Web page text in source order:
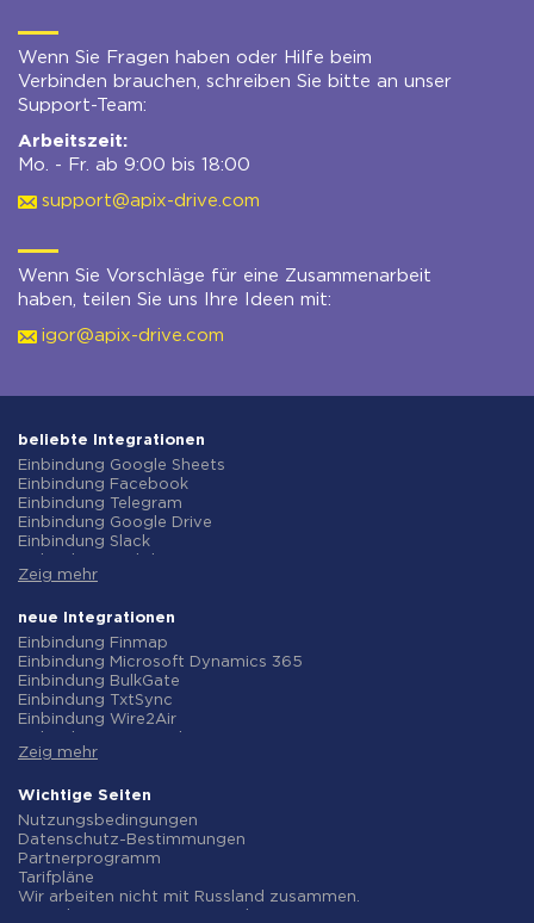
Wenn Sie Fragen haben oder Hilfe beim
Verbinden brauchen, schreiben Sie bitte an unser
Support-Team:
Arbeitszeit:
Mo. - Fr. ab 9:00 bis 18:00
support@apix-drive.com
Wenn Sie Vorschläge für eine Zusammenarbeit
haben, teilen Sie uns Ihre Ideen mit:
igor@apix-drive.com
beliebte Integrationen
Einbindung Google Sheets
Einbindung Facebook
Einbindung Telegram
Einbindung Google Drive
Einbindung Slack
Einbindung Gmail
Einbindung ClickUp
Einbindung Airtable
Einbindung Google Contacts
Einbindung OpenAI (ChatGPT)
Einbindung Instagram
Einbindung ActiveCampaign
Einbindung Typeform
Einbindung Salesforce CRM
Einbindung Notion
Einbindung AWeber
Einbindung Asana
Einbindung ZOHO CRM
Einbindung Webhooks
Einbindung GetResponse
Zeig mehr
neue Integrationen
Einbindung Finmap
Einbindung Microsoft Dynamics 365
Einbindung BulkGate
Einbindung TxtSync
Einbindung Wire2Air
Einbindung Infobip
Einbindung AtomPark
Einbindung TXTImpact
Einbindung Campaign Monitor
Einbindung CM.com
Einbindung D7 Networks
Einbindung SMS.to
Einbindung SMSGlobal
Zeig mehr
Wichtige Seiten
Nutzungsbedingungen
Datenschutz-Bestimmungen
Partnerprogramm
Tarifpläne
Wir arbeiten nicht mit Russland zusammen.